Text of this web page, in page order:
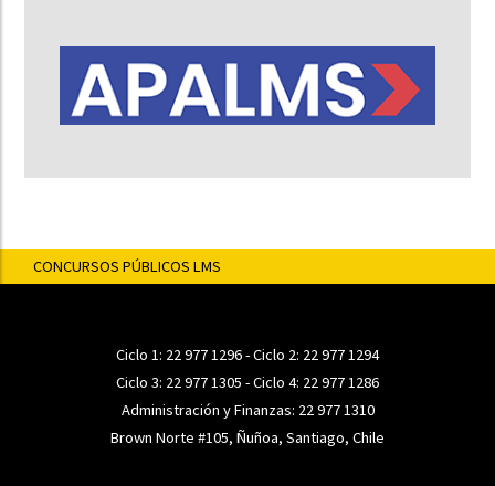
CONCURSOS PÚBLICOS LMS
Ciclo 1: 22 977 1296- Ciclo 2: 22 977 1294
Ciclo 3: 22 977 1305 - Ciclo 4: 22 977 1286
Administración y Finanzas: 22 977 1310
Brown Norte #105, Ñuñoa, Santiago, Chile